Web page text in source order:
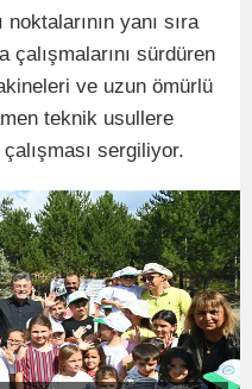
yanı sıra
çalışmalarını sürdüren
ve uzun ömürlü
teknik usullere
sergiliyor.